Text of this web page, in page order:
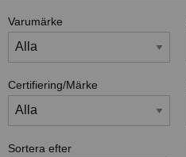
Varumärke
Certifiering/Märke
Sortera efter